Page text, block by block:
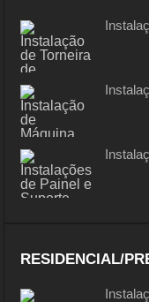
RESIDENCIAL/